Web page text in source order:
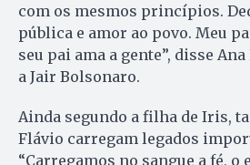
com os mesmos princípios.
pública e amor ao povo. Meu
seu pai ama a gente”, disse
a Jair Bolsonaro.
Ainda segundo a filha de Iris,
Flávio carregam legados
“Carregamos no sangue a fé,